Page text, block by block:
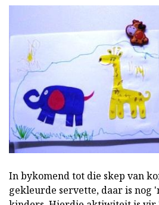
In bykomend tot die skep van
gekleurde servette, daar is nog